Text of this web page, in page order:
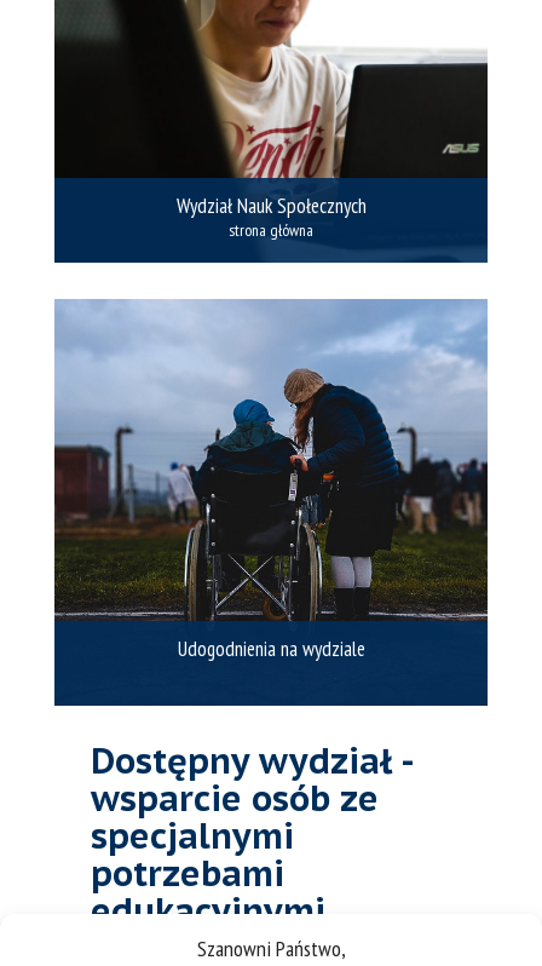
Szanowni Państwo,
Wydział Nauk Społecznych
strona główna
Udogodnienia na wydziale
Dostępny wydział -
wsparcie osób ze
specjalnymi
potrzebami
edukacyjnymi